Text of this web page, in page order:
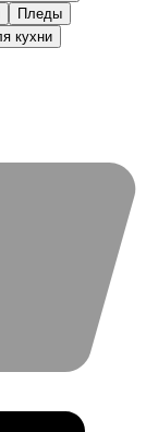
Пледы
кухни